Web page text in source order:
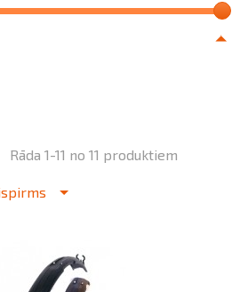
Rāda 1-11 no 11 produktiem